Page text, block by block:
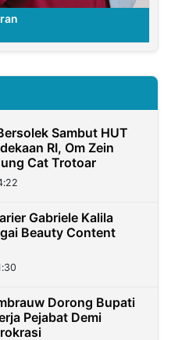
Sambut HUT
RI, Om Zein
Cat Trotoar
Gabriele Kalila
Beauty Content
Dorong Bupati
Pejabat Demi